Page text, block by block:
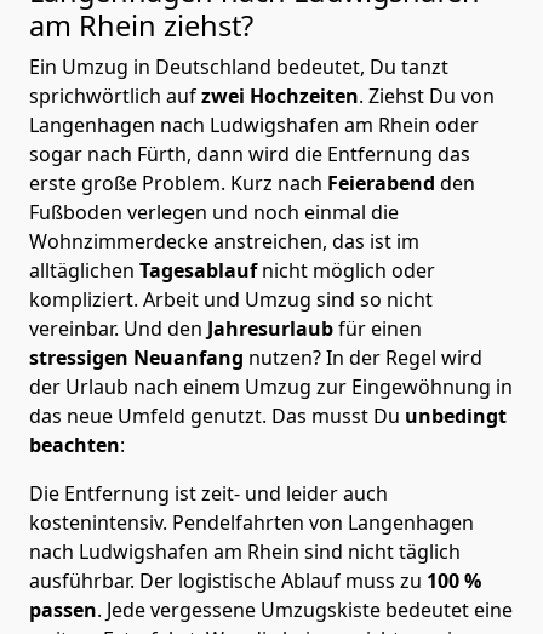
am Rhein ziehst?
Ein Umzug in Deutschland bedeutet, Du tanzt
sprichwörtlich aufzwei Hochzeiten. Ziehst Du von
Langenhagen nach Ludwigshafen am Rhein oder
sogar nach Fürth, dann wird die Entfernung das
erste große Problem. Kurz nach Feierabend den
Fußboden verlegen und noch einmal die
Wohnzimmerdecke anstreichen, das ist im
alltäglichen Tagesablaufnicht möglich oder
kompliziert. Arbeit und Umzug sind so nicht
vereinbar. Und den Jahresurlaubfür einen
stressigen Neuanfang nutzen? In der Regel wird
der Urlaub nach einem Umzug zur Eingewöhnung in
das neue Umfeld genutzt. Das musst Du unbedingt
beachten:
Die Entfernung ist zeit- und leider auch
kostenintensiv. Pendelfahrten von Langenhagen
nach Ludwigshafen am Rhein sind nicht täglich
ausführbar. Der logistische Ablauf muss zu 100 %
passen. Jede vergessene Umzugskiste bedeutet eine